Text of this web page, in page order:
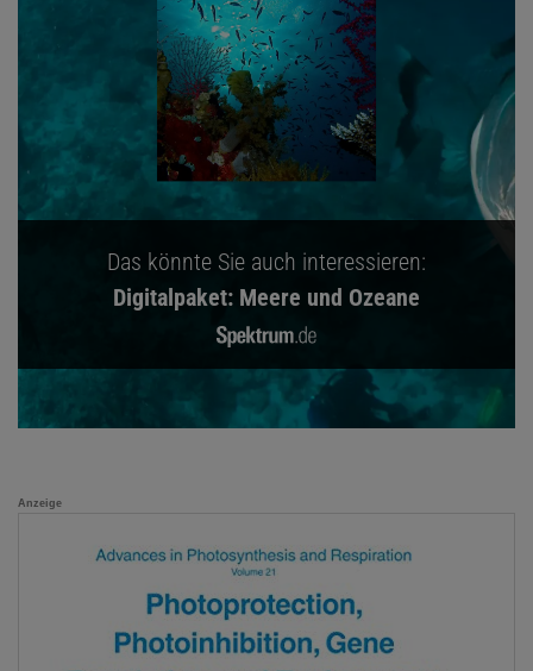
Das könnte Sie auch interessieren:
Digitalpaket: Meere und Ozeane
Anzeige